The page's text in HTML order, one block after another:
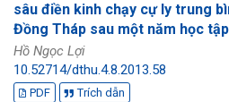
sâu điền kinh chạy cự ly trung
Đồng Tháp sau một năm học tập
Hồ Ngọc Lợi
10.52714/dthu.4.8.2013.58
PDF Trích dẫn